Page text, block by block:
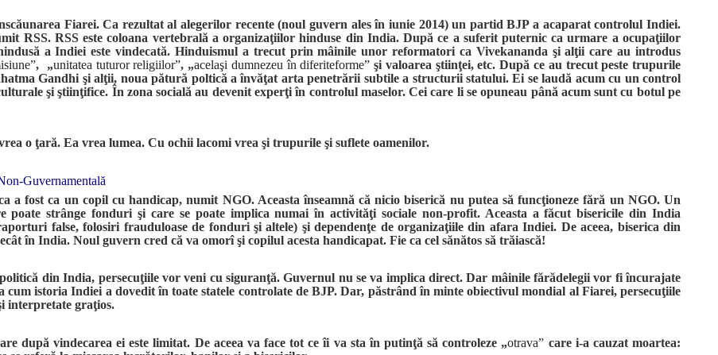
Fiarei. Ca rezultat al alegerilor recente (noul guvern ales în iunie 2014) un partid BJP a acaparat controlul Indiei.
RSS. RSS este coloana vertebrală a organizaţiilor hinduse din India. După ce a suferit puternic ca urmare a ocupaţiilor
a Indiei este vindecată. Hinduismul a trecut prin mâinile unor reformatori ca Vivekananda şi alţii care au introdus
, „unitatea tuturor religiilor”, „acelaşi dumnezeu în diferiteforme” şi valoarea ştiinţei, etc. După ce au trecut peste trupurile
Gandhi şi alţii, noua pătură poltică a învăţat arta penetrării subtile a structurii statului. Ei se laudă acum cu un control
şi ştiinţifice. În zona socială au devenit experţi în controlul maselor. Cei care li se opuneau până acum sunt cu botul pe
o ţară. Ea vrea lumea. Cu ochii lacomi vrea şi trupurile şi suflete oamenilor.
Guvernamentală
a fost ca un copil cu handicap, numit NGO. Aceasta înseamnă că nicio biserică nu putea să funcţioneze fără un NGO. Un
poate strânge fonduri şi care se poate implica numai în activităţi sociale non-profit. Aceasta a făcut bisericile din India
false, folosiri frauduloase de fonduri şi altele) şi dependenţe de organizaţiile din afara Indiei. De aceea, biserica din
în India. Noul guvern cred că va omorî şi copilul acesta handicapat. Fie ca cel sănătos să trăiască!
din India, persecuţiile vor veni cu siguranţă. Guvernul nu se va implica direct. Dar mâinile fărădelegii vor fi încurajate
cum istoria Indiei a dovedit în toate statele controlate de BJP. Dar, păstrând în minte obiectivul mondial al Fiarei, persecuţiile
interpretate graţios.
după vindecarea ei este limitat. De aceea va face tot ce îi va sta în putinţă să controleze „otrava” care i-a cauzat moartea: